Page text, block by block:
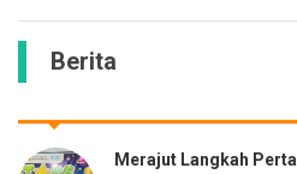
Berita
Merajut Langkah